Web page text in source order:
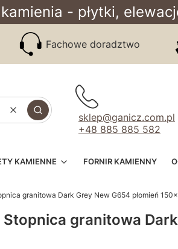
- płytki,
Fachowe doradztwo
WyczyśćSzukaj
sklep@ganicz.com.pl
+48 885 885 582
KAMIENNE FORNIR KAMIENNY
granitowa Dark Grey New G654 płomień
Stopnica granitowa